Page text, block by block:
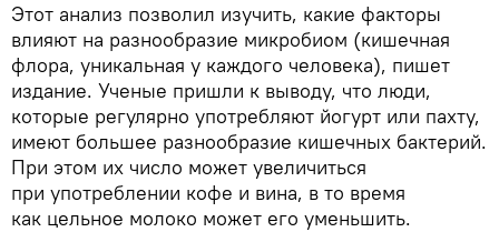
Этот анализ позволил изучить, какие факторы
влияют на разнообразие микробиом (кишечная
флора, уникальная у каждого человека), пишет
издание. Ученые пришли к выводу, что люди,
которые регулярно употребляют йогурт или пахту,
имеют большее разнообразие кишечных бактерий.
При этом их число может увеличиться
при употреблении кофе и вина, в то время
как цельное молоко может его уменьшить.